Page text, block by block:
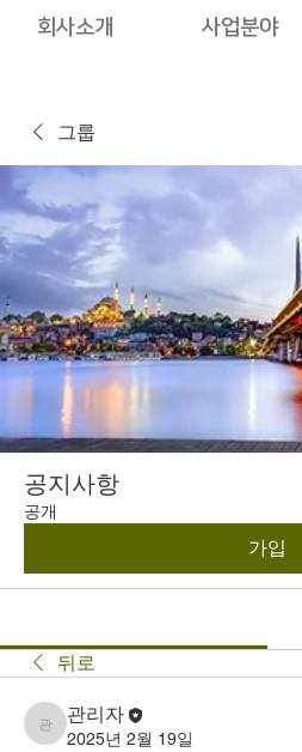
회사소개 사업분야
그룹
공지사항
공개
가입
뒤로
관리자
관리자
2025년 2월 19일